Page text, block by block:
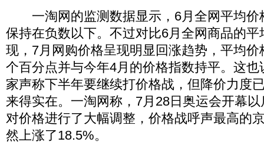
一淘网的监测数据显示，6月全网平均价
保持在负数以下。不过对比6月全网商品的
现，7月网购价格呈现明显回涨趋势，平均
个百分点并与今年4月的价格指数持平。这
家声称下半年要继续打价格战，但降价力度
来得实在。一淘网称，7月28日奥运会开幕
对价格进行了大幅调整，价格战呼声最高的
然上涨了18.5%。